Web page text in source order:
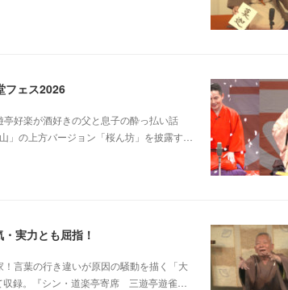
フェス2026
好楽が酒好きの父と息子の酔っ払い話
」の上方バージョン「桜ん坊」を披露す…
実力とも屈指！
言葉の行き違いが原因の騒動を描く「大
録。『シン・道楽亭寄席 三遊亭遊雀…